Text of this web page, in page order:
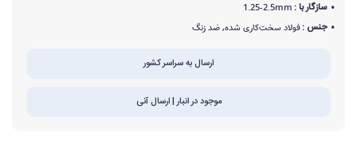
سازگار با :1.25-2.5mm
جنس :فولاد سخت‌کاری شده, ضد زنگ
ارسال به سراسر کشور
موجود در انبار | ارسال آنی